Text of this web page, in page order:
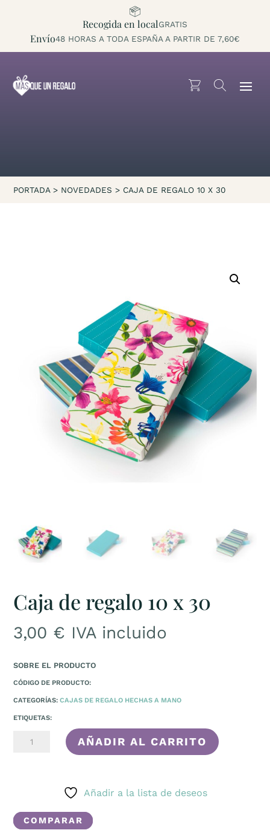
Recogida en localGRATIS
Envío48 HORAS A TODA ESPAÑA A PARTIR DE 7,60€
PORTADA > NOVEDADES > CAJA DE REGALO 10 X 30
Caja de regalo 10 x 30
3,00 € IVA incluido
SOBRE EL PRODUCTO
CÓDIGO DE PRODUCTO:
CATEGORÍAS:CAJAS DE REGALO HECHAS A MANO
ETIQUETAS:
CAJA
30
CANTIDAD
AÑADIR AL CARRITO
Añadir a la lista de deseos
COMPARAR